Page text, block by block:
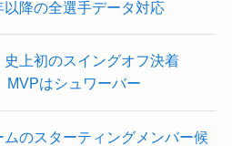
降の全選手データ対応
史上初のスイングオフ決着
MVPはシュワーバー
のスターティングメンバー候